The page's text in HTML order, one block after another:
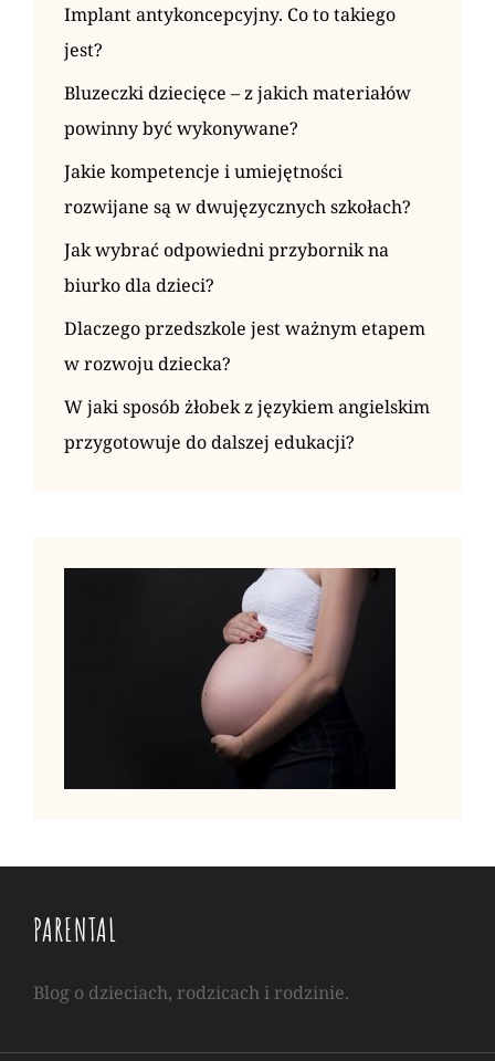
Implant antykoncepcyjny. Co to takiego
jest?
Bluzeczki dziecięce – z jakich materiałów
powinny być wykonywane?
Jakie kompetencje i umiejętności
rozwijane są w dwujęzycznych szkołach?
Jak wybrać odpowiedni przybornik na
biurko dla dzieci?
Dlaczego przedszkole jest ważnym etapem
w rozwoju dziecka?
W jaki sposób żłobek z językiem angielskim
przygotowuje do dalszej edukacji?
PARENTAL
Blog o dzieciach, rodzicach i rodzinie.